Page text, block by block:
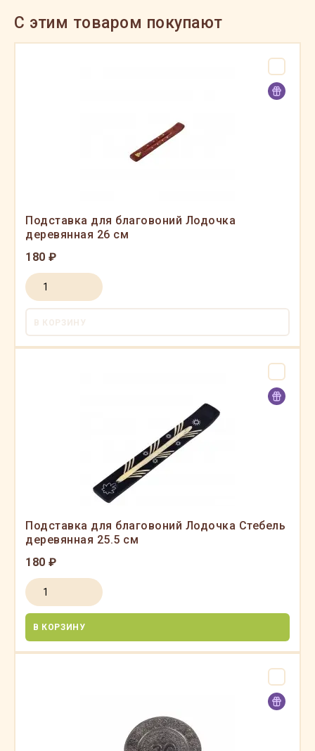
C этим товаром покупают
Подставка для благовоний Лодочка
деревянная 26 см
180 ₽
В КОРЗИНУ
Подставка для благовоний Лодочка Стебель
деревянная 25.5 см
180 ₽
В КОРЗИНУ